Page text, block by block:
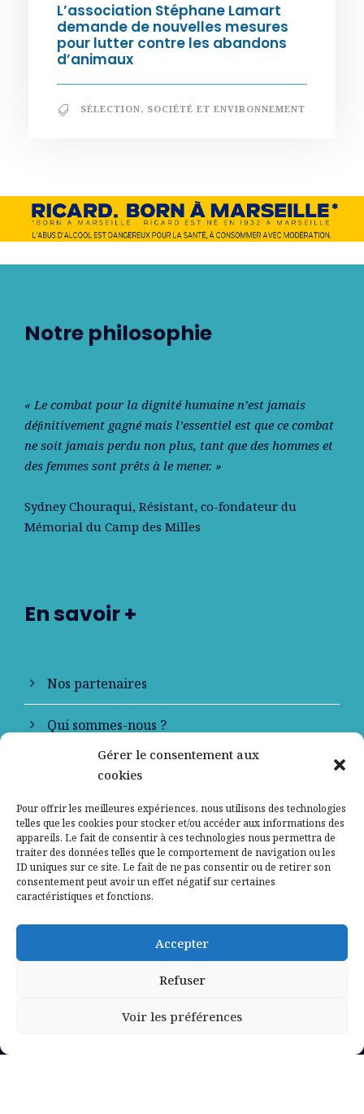
Gérer le consentement aux
cookies
Pour offrir les meilleures expériences, nous utilisons des technologies
telles que les cookies pour stocker et/ou accéder aux informations des
appareils. Le fait de consentir à ces technologies nous permettra de
traiter des données telles que le comportement de navigation ou les
ID uniques sur ce site. Le fait de ne pas consentir ou de retirer son
consentement peut avoir un effet négatif sur certaines
caractéristiques et fonctions.
Accepter
Refuser
Voir les préférences
L’association Stéphane Lamart
demande de nouvelles mesures
pour lutter contre les abandons
d’animaux
SÉLECTION, SOCIÉTÉ ET ENVIRONNEMENT
Notre philosophie
« Le combat pour la dignité humaine n’est jamais
déﬁnitivement gagné mais l’essentiel est que ce combat
ne soit jamais perdu non plus, tant que des hommes et
des femmes sont prêts à le mener. »
Sydney Chouraqui, Résistant, co-fondateur du
Mémorial du Camp des Milles
En savoir +
Nos partenaires
Qui sommes-nous ?
Contactez-nous
Mentions légales
Politique de confidentialité